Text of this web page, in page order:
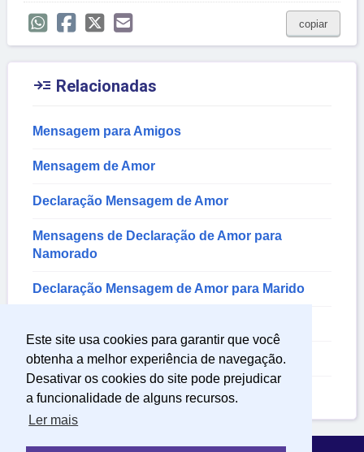
Este site usa cookies para garantir que você
obtenha a melhor experiência de navegação.
Desativar os cookies do site pode prejudicar
a funcionalidade de alguns recursos.
Ler mais
copiar
 Relacionadas
Mensagem para Amigos
Mensagem de Amor
Declaração Mensagem de Amor
Mensagens de Declaração de Amor para
Namorado
Declaração Mensagem de Amor para Marido
Mensagem Amo Voce
Mensagem de Amor Verdadeiro